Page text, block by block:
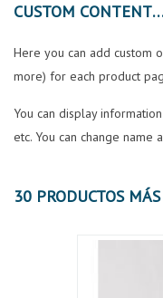
CUSTOM
Here you can add custom
more) for each product
You can display
etc. You can change name